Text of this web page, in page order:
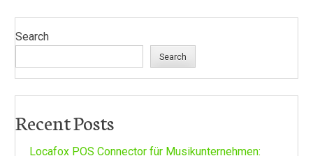
Search
Search
Recent Posts
Locafox POS Connector für Musikunternehmen: